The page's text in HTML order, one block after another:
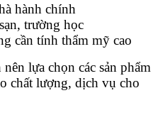
hành chính
trường học
cần tính thẩm mỹ cao
lựa chọn các sản phẩm
chất lượng, dịch vụ cho